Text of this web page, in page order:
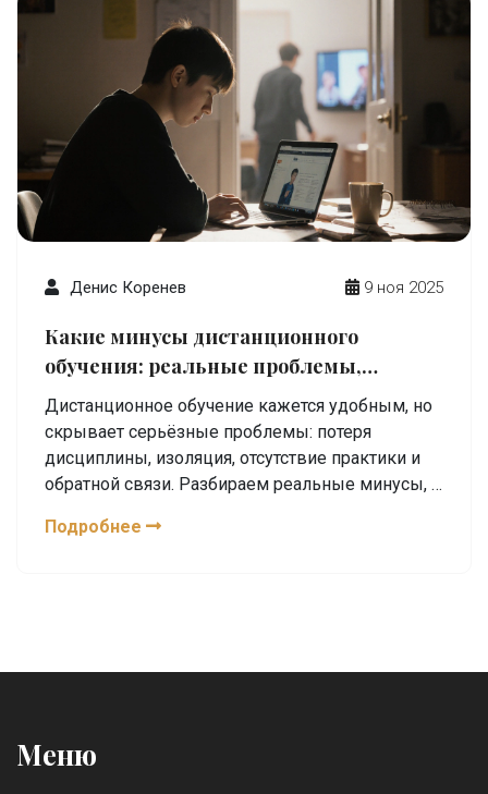
Денис Коренев 9 ноя 2025
Какие минусы дистанционного
обучения: реальные проблемы,
которые скрывают рекламные ролики
Дистанционное обучение кажется удобным, но
скрывает серьёзные проблемы: потеря
дисциплины, изоляция, отсутствие практики и
обратной связи. Разбираем реальные минусы, о
Подробнее
Меню